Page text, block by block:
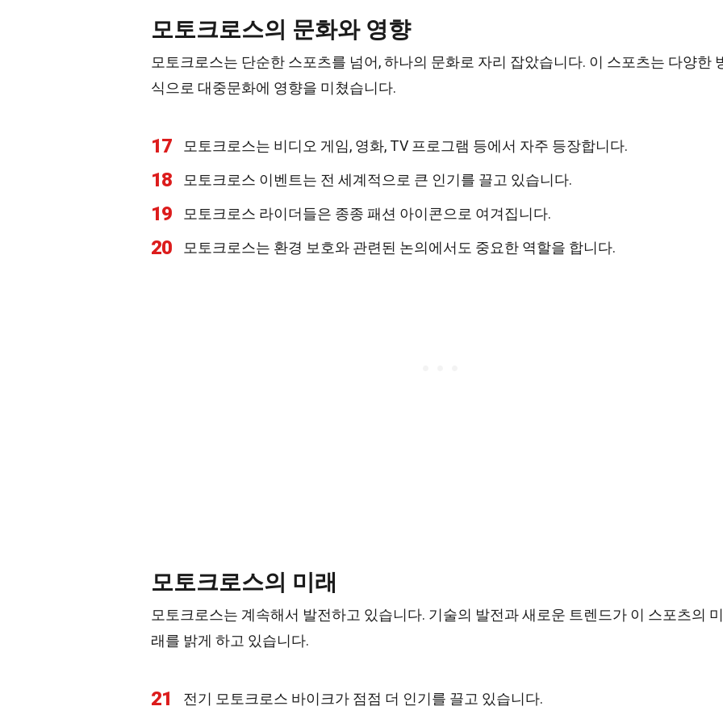
모토크로스의 문화와 영향
모토크로스는 단순한 스포츠를 넘어, 하나의 문화로 자리 잡았습니다. 이 스포츠는 다양한
식으로 대중문화에 영향을 미쳤습니다.
17 모토크로스는 비디오 게임, 영화, TV 프로그램 등에서 자주 등장합니다.
18 모토크로스 이벤트는 전 세계적으로 큰 인기를 끌고 있습니다.
19 모토크로스 라이더들은 종종 패션 아이콘으로 여겨집니다.
20 모토크로스는 환경 보호와 관련된 논의에서도 중요한 역할을 합니다.
모토크로스의 미래
모토크로스는 계속해서 발전하고 있습니다. 기술의 발전과 새로운 트렌드가 이 스포츠의 미
래를 밝게 하고 있습니다.
21 전기 모토크로스 바이크가 점점 더 인기를 끌고 있습니다.